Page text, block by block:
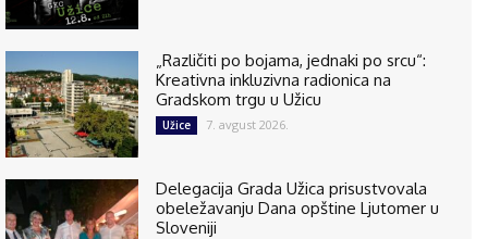
„Različiti po bojama, jednaki po srcu“:
Kreativna inkluzivna radionica na
Gradskom trgu u Užicu
Užice 7. avgust 2026.
Delegacija Grada Užica prisustvovala
obeležavanju Dana opštine Ljutomer u
Sloveniji